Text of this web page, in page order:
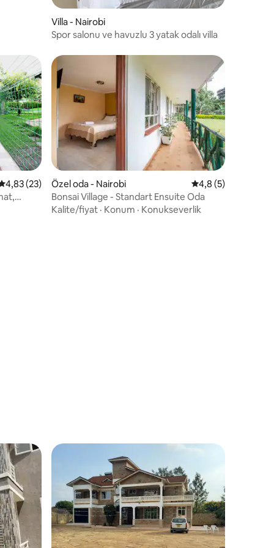
Villa - Nairobi
Spor salonu ve havuzlu 3 yatak odalı villa
üzerinden ortalama 4,83 puan, 23 değerlendirme
4,83 (23)
Özel oda - Nairobi 5 üzerinden
4,8 (5)
Bonsai Village - Standart Ensuite Oda
Kalite/fiyat · Konum · Konukseverlik